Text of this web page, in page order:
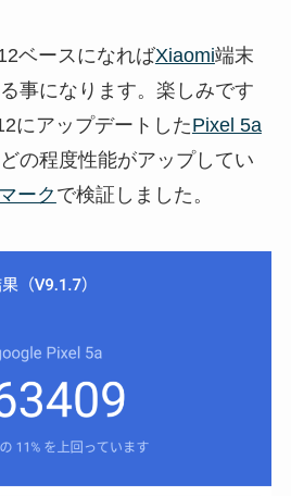
ベースになればXiaomi端末
事になります。楽しみです
にアップデートしたPixel 5a
の程度性能がアップしてい
ークで検証しました。